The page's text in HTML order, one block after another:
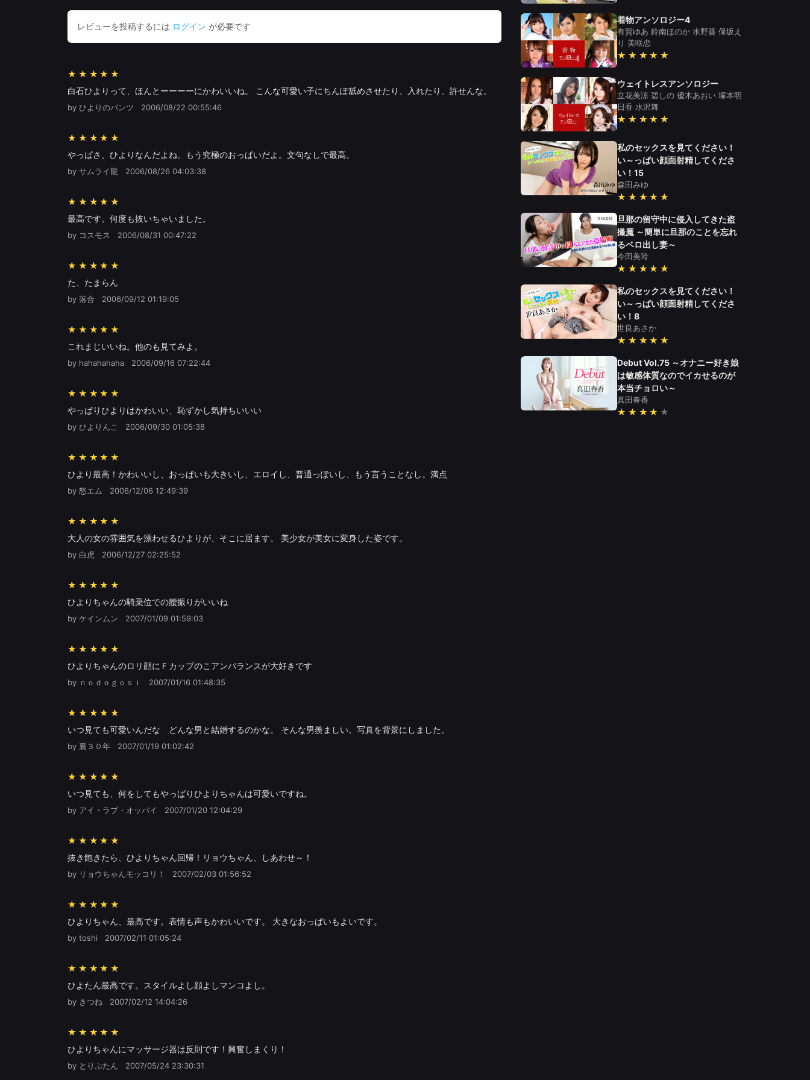
着物アンソロジー4
有賀ゆあ 鈴南ほのか 水野葵 保坂え
り 美咲恋
★★★★★
ウェイトレスアンソロジー
立花美涼 碧しの 優木あおい 塚本明
日香 水沢舞
★★★★★
私のセックスを見てください！
い～っぱい顔面射精してくださ
い！15
森田みゆ
★★★★★
旦那の留守中に侵入してきた盗
撮魔 ～簡単に旦那のことを忘れ
るベロ出し妻～
今田美玲
★★★★★
私のセックスを見てください！
い～っぱい顔面射精してくださ
い！8
世良あさか
★★★★★
Debut Vol.75 ～オナニー好き娘
は敏感体質なのでイカせるのが
本当チョロい～
真田春香
★★★★
レビューを投稿するには ログイン が必要です
★★★★★
白石ひよりって、ほんとーーーーにかわいいね。 こんな可愛い子にちんぽ舐めさせたり、入れたり、許せんな。
by ひよりのパンツ 2006/08/22 00:55:46
★★★★★
やっぱさ、ひよりなんだよね。もう究極のおっぱいだよ。文句なしで最高。
by サムライ龍 2006/08/26 04:03:38
★★★★★
最高です。何度も抜いちゃいました。
by コスモス 2006/08/31 00:47:22
★★★★★
た、たまらん
by 落合 2006/09/12 01:19:05
★★★★★
これまじいいね。他のも見てみよ。
by hahahahaha 2006/09/16 07:22:44
★★★★★
やっぱりひよりはかわいい、恥ずかし気持ちいいい
by ひよりんこ 2006/09/30 01:05:38
★★★★★
ひより最高！かわいいし、おっぱいも大きいし、エロイし、普通っぽいし、もう言うことなし。満点
by 怒エム 2006/12/06 12:49:39
★★★★★
大人の女の雰囲気を漂わせるひよりが、そこに居ます。 美少女が美女に変身した姿です。
by 白虎 2006/12/27 02:25:52
★★★★★
ひよりちゃんの騎乗位での腰振りがいいね
by ケインムン 2007/01/09 01:59:03
★★★★★
ひよりちゃんのロリ顔にＦカップのこアンバランスが大好きです
by ｎｏｄｏｇｏｓｉ 2007/01/16 01:48:35
★★★★★
いつ見ても可愛いんだな どんな男と結婚するのかな。 そんな男羨ましい。写真を背景にしました。
by 裏３０年 2007/01/19 01:02:42
★★★★★
いつ見ても、何をしてもやっぱりひよりちゃんは可愛いですね。
by アイ・ラブ・オッパイ 2007/01/20 12:04:29
★★★★★
抜き飽きたら、ひよりちゃん回帰！リョウちゃん、しあわせ～！
by リョウちゃんモッコリ！ 2007/02/03 01:56:52
★★★★★
ひよりちゃん、最高です。表情も声もかわいいです。 大きなおっぱいもよいです。
by toshi 2007/02/11 01:05:24
★★★★★
ひよたん最高です。スタイルよし顔よしマンコよし。
by きつね 2007/02/12 14:04:26
★★★★★
ひよりちゃんにマッサージ器は反則です！興奮しまくり！
by とりぷたん 2007/05/24 23:30:31